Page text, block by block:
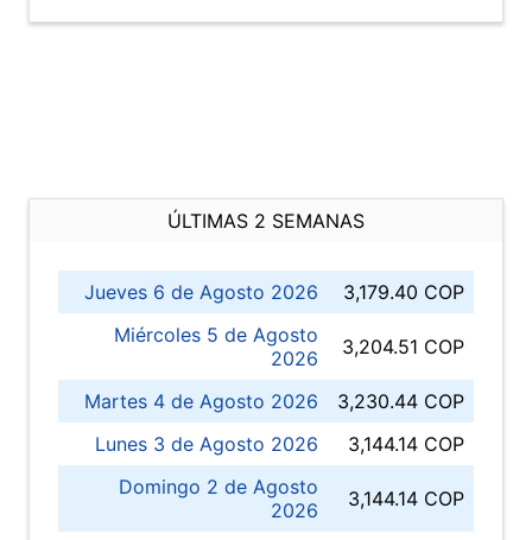
ÚLTIMAS 2 SEMANAS
Jueves 6 de Agosto 2026
3,179.40 COP
Miércoles 5 de Agosto
2026
3,204.51 COP
Martes 4 de Agosto 2026
3,230.44 COP
Lunes 3 de Agosto 2026
3,144.14 COP
Domingo 2 de Agosto
2026
3,144.14 COP